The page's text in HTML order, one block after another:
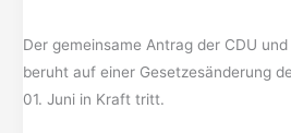
Der gemeinsame Antrag der CDU
beruht auf einer Gesetzesänderung
01. Juni in Kraft tritt.